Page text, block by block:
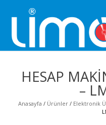
HESAP
–
Anasayfa / Ürünler/ Elektronik